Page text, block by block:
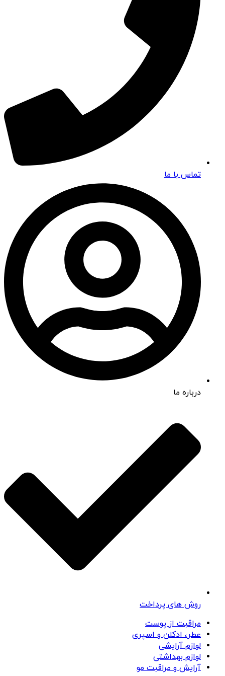
تماس با ما
درباره ما
روش های پرداخت
مراقبت از پوست
عطر، ادکلن و اسپری
لوازم آرایشی
لوازم بهداشتی
آرایش و مراقبت مو